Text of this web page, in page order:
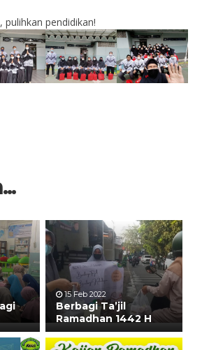
pulihkan pendidikan!
15 Feb 2022
Berbagi Ta’jil
Ramadhan 1442 H